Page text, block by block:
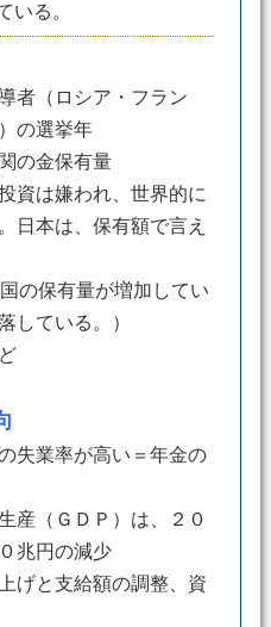
いる。
者（ロシア・フラン
の選挙年
の金保有量
資は嫌われ、世界的に
日本は、保有額で言え
の保有量が増加してい
している。）
失業率が高い＝年金の
産（ＧＤＰ）は、２０
兆円の減少
げと支給額の調整、資